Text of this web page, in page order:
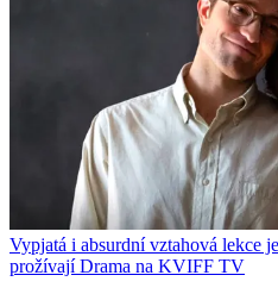
Vypjatá i absurdní vztahová lekce
prožívají Drama na KVIFF TV